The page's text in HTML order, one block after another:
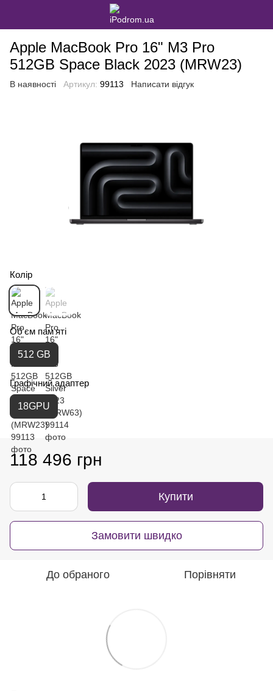
Apple MacBook Pro 16" M3 Pro
512GB Space Black 2023 (MRW23)
В наявності Артикул: 99113 Написати відгук
Колір
Об'єм пам'яті
512 GB
Графічний адаптер
18GPU
118 496 грн
Купити
Замовити швидко
До обраного Порівняти